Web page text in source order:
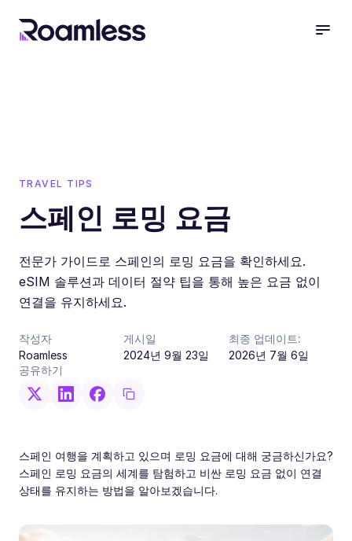
TRAVEL TIPS
스페인 로밍 요금
전문가 가이드로 스페인의 로밍 요금을 확인하세요.
eSIM 솔루션과 데이터 절약 팁을 통해 높은 요금 없이
연결을 유지하세요.
작성자
Roamless
게시일
2024년 9월 23일
최종 업데이트:
2026년 7월 6일
공유하기
스페인 여행을 계획하고 있으며 로밍 요금에 대해 궁금하신가요?
스페인 로밍 요금의 세계를 탐험하고 비싼 로밍 요금 없이 연결
상태를 유지하는 방법을 알아보겠습니다.